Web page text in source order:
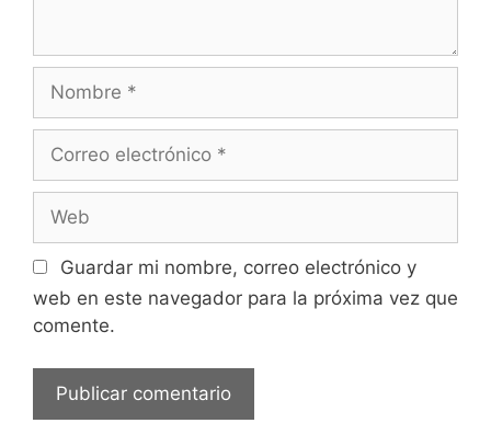
Nombre
Correo
Web
Guardar mi nombre, correo electrónico y
web en este navegador para la próxima vez que
comente.